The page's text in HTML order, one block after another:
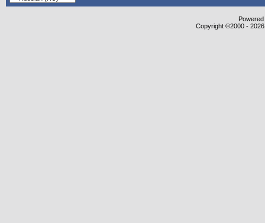
Copyright ©2000 -